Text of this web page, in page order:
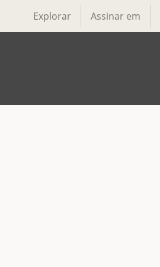
Explorar Assinar em